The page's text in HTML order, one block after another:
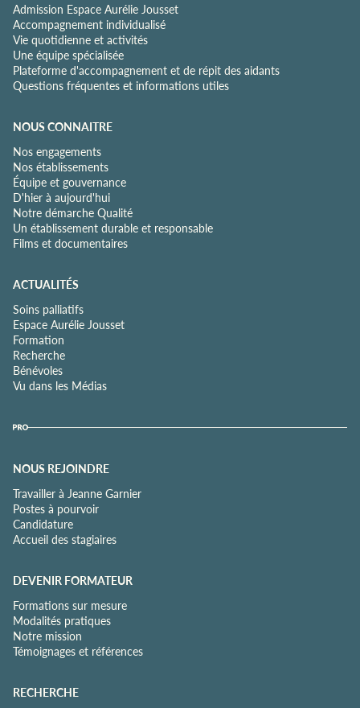
Admission Espace Aurélie Jousset
Accompagnement individualisé
Vie quotidienne et activités
Une équipe spécialisée
Plateforme d'accompagnement et de répit des aidants
Questions fréquentes et informations utiles
NOUS CONNAITRE
Nos engagements
Nos établissements
Équipe et gouvernance
D'hier à aujourd'hui
Notre démarche Qualité
Un établissement durable et responsable
Films et documentaires
ACTUALITÉS
Soins palliatifs
Espace Aurélie Jousset
Formation
Recherche
Bénévoles
Vu dans les Médias
NOUS REJOINDRE
Travailler à Jeanne Garnier
Postes à pourvoir
Candidature
Accueil des stagiaires
DEVENIR FORMATEUR
Formations sur mesure
Modalités pratiques
Notre mission
Témoignages et références
RECHERCHE